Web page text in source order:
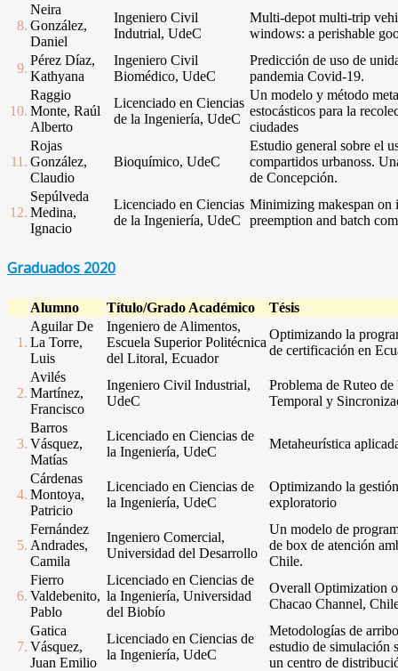
8.
Neira
González,
Daniel
Ingeniero Civil
Indutrial, UdeC
Multi-depot multi-trip
windows: a perishable
9.
Pérez Díaz,
Kathyana
Ingeniero Civil
Biomédico, UdeC
Predicción de uso de
pandemia Covid-19.
10.
Raggio
Monte, Raúl
Alberto
Licenciado en Ciencias
de la Ingeniería, UdeC
Un modelo y método
estocásticos para la
ciudades
11.
Rojas
González,
Claudio
Bioquímico, UdeC
Estudio general sobre el
compartidos urbanoss.
de Concepción.
12.
Sepúlveda
Medina,
Ignacio
Licenciado en Ciencias
de la Ingeniería, UdeC
Minimizing makespan on
preemption and batch
Graduados 2020
Alumno Título/Grado Académico Tésis
1.
Aguilar De
La Torre,
Luis
Ingeniero de Alimentos,
Escuela Superior Politécnica
del Litoral, Ecuador
Optimizando la
de certificación en
2.
Avilés
Martínez,
Francisco
Ingeniero Civil Industrial,
UdeC
Problema de Ruteo
Temporal y
3.
Barros
Vásquez,
Matías
Licenciado en Ciencias de
la Ingeniería, UdeC
Metaheurística
4.
Cárdenas
Montoya,
Patricio
Licenciado en Ciencias de
la Ingeniería, UdeC
Optimizando la
exploratorio
5.
Fernández
Andrades,
Camila
Ingeniero Comercial,
Universidad del Desarrollo
Un modelo de
de box de atención
Chile.
6.
Fierro
Valdebenito,
Pablo
Licenciado en Ciencias de
la Ingeniería, Universidad
del Biobío
Overall Optimization
Chacao Channel,
7.
Gatica
Vásquez,
Juan Emilio
Licenciado en Ciencias de
la Ingeniería, UdeC
Metodologías de
estudio de simulación
un centro de